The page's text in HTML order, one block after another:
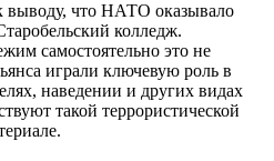
что НАТО оказывало
колледж.
самостоятельно это не
играли ключевую роль в
наведении и других видах
такой террористической